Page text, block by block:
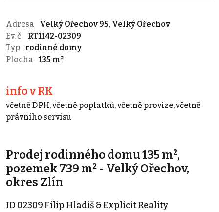
Adresa
Velký Ořechov 95, Velký Ořechov
Ev. č.
RT1142-02309
Typ
rodinné domy
Plocha
135 m²
info v RK
včetně DPH, včetně poplatků, včetně provize, včetně
právního servisu
Prodej rodinného domu 135 m²,
pozemek 739 m² - Velký Ořechov,
okres Zlín
ID 02309 Filip Hladiš & Explicit Reality